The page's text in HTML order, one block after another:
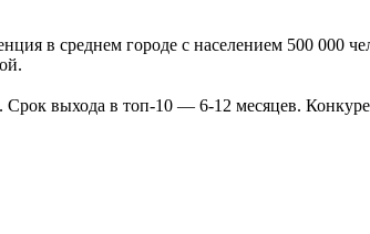
в среднем городе с населением 500 000
выхода в топ-10 — 6-12 месяцев.